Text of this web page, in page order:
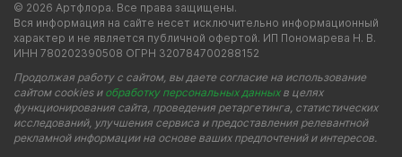
© 2026 Артфлора. Все права защищены.
Вся информация на сайте несет исключительно информационный
характер и не является публичной офертой. ИП Пономарева Н. В.
ИНН 780202390508 ОГРН 320784700288152
Продолжая работу с сайтом, вы даете согласие на использование
сайтом cookies и обработку персональных данныхв целях
функционирования сайта, проведения ретаргетинга, статистических
исследований, улучшения сервиса и предоставления релевантной
рекламной информации на основе ваших предпочтений и интересов.